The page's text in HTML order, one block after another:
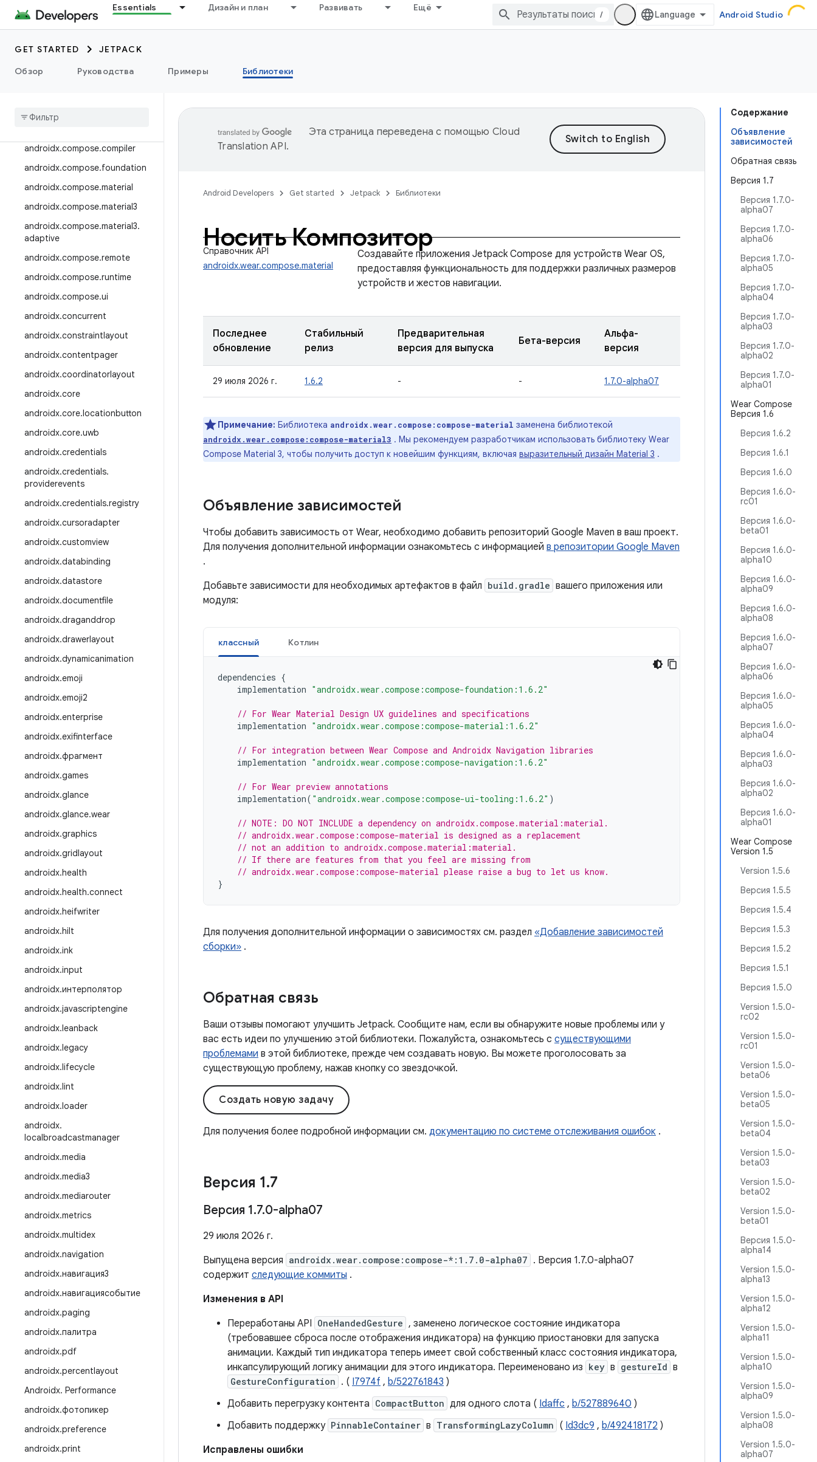
Essentials Дизайн и план Развивать Ещё
/ Android Studio
GET STARTED
JETPACK
Обзор
Руководства Примеры Библиотеки
androidx.camera.viewfinder
androidx.car
androidx.car.app
androidx.cardview
androidx.compose.compiler
androidx.compose.foundation
androidx.compose.material
androidx.compose.material3
androidx.compose.material3.
adaptive
androidx.compose.remote
androidx.compose.runtime
androidx.compose.ui
androidx.concurrent
androidx.constraintlayout
androidx.contentpager
androidx.coordinatorlayout
androidx.core
androidx.core.locationbutton
androidx.core.uwb
androidx.credentials
androidx.credentials.
providerevents
androidx.credentials.registry
androidx.cursoradapter
androidx.customview
androidx.databinding
androidx.datastore
androidx.documentfile
androidx.draganddrop
androidx.drawerlayout
androidx.dynamicanimation
androidx.emoji
androidx.emoji2
androidx.enterprise
androidx.exifinterface
androidx.фрагмент
androidx.games
androidx.glance
androidx.glance.wear
androidx.graphics
androidx.gridlayout
androidx.health
androidx.health.connect
androidx.heifwriter
androidx.hilt
androidx.ink
androidx.input
androidx.интерполятор
androidx.javascriptengine
androidx.leanback
androidx.legacy
androidx.lifecycle
androidx.lint
androidx.loader
androidx.
localbroadcastmanager
androidx.media
androidx.media3
androidx.mediarouter
androidx.metrics
androidx.multidex
androidx.navigation
androidx.навигация3
androidx.навигациясобытие
androidx.paging
androidx.палитра
androidx.pdf
androidx.percentlayout
Androidx. Performance
androidx.фотопикер
androidx.preference
androidx.print
Содержание
Объявление
зависимостей
Обратная связь
Версия 1.7
Версия 1.7.0-
alpha07
Версия 1.7.0-
alpha06
Версия 1.7.0-
alpha05
Версия 1.7.0-
alpha04
Версия 1.7.0-
alpha03
Версия 1.7.0-
alpha02
Версия 1.7.0-
alpha01
Wear Compose
Версия 1.6
Версия 1.6.2
Версия 1.6.1
Версия 1.6.0
Версия 1.6.0-
rc01
Версия 1.6.0-
beta01
Версия 1.6.0-
alpha10
Версия 1.6.0-
alpha09
Версия 1.6.0-
alpha08
Версия 1.6.0-
alpha07
Версия 1.6.0-
alpha06
Версия 1.6.0-
alpha05
Версия 1.6.0-
alpha04
Версия 1.6.0-
alpha03
Версия 1.6.0-
alpha02
Версия 1.6.0-
alpha01
Wear Compose
Version 1.5
Version 1.5.6
Версия 1.5.5
Версия 1.5.4
Версия 1.5.3
Версия 1.5.2
Версия 1.5.1
Версия 1.5.0
Version 1.5.0-
rc02
Version 1.5.0-
rc01
Version 1.5.0-
beta06
Version 1.5.0-
beta05
Version 1.5.0-
beta04
Version 1.5.0-
beta03
Version 1.5.0-
beta02
Version 1.5.0-
beta01
Версия 1.5.0-
alpha14
Version 1.5.0-
alpha13
Version 1.5.0-
alpha12
Version 1.5.0-
alpha11
Version 1.5.0-
alpha10
Version 1.5.0-
alpha09
Version 1.5.0-
alpha08
Version 1.5.0-
alpha07
Эта страница переведена с помощью Cloud
Translation API.
Android Developers Get started Jetpack Библиотеки
Носить Композитор
Справочник API
androidx.wear.compose.material
Создавайте приложения Jetpack Compose для устройств Wear OS,
предоставляя функциональность для поддержки различных размеров
устройств и жестов навигации.
Последнее
обновление
Стабильный
релиз
Предварительная
версия для выпуска
Бета-версия
Альфа-
версия
29 июля 2026 г. 1.6.2 - - 1.7.0-alpha07
Примечание: Библиотека androidx.wear.compose:compose-material заменена библиотекой
androidx.wear.compose:compose-material3 . Мы рекомендуем разработчикам использовать библиотеку Wear
Compose Material 3, чтобы получить доступ к новейшим функциям, включая выразительный дизайн Material 3 .
Объявление зависимостей
Чтобы добавить зависимость от Wear, необходимо добавить репозиторий Google Maven в ваш проект.
Для получения дополнительной информации ознакомьтесь с информацией в репозитории Google Maven
.
Добавьте зависимости для необходимых артефактов в файл build.gradle вашего приложения или
модуля:
классный Котлин
dependencies {
implementation "androidx.wear.compose:compose-foundation:1.6.2"
// For Wear Material Design UX guidelines and specifications
implementation "androidx.wear.compose:compose-material:1.6.2"
// For integration between Wear Compose and Androidx Navigation libraries
implementation "androidx.wear.compose:compose-navigation:1.6.2"
// For Wear preview annotations
implementation( "androidx.wear.compose:compose-ui-tooling:1.6.2" )
// NOTE: DO NOT INCLUDE a dependency on androidx.compose.material:material.
// androidx.wear.compose:compose-material is designed as a replacement
// not an addition to androidx.compose.material:material.
// If there are features from that you feel are missing from
// androidx.wear.compose:compose-material please raise a bug to let us know.
}
Для получения дополнительной информации о зависимостях см. раздел «Добавление зависимостей
сборки» .
Обратная связь
Ваши отзывы помогают улучшить Jetpack. Сообщите нам, если вы обнаружите новые проблемы или у
вас есть идеи по улучшению этой библиотеки. Пожалуйста, ознакомьтесь с существующими
проблемами в этой библиотеке, прежде чем создавать новую. Вы можете проголосовать за
существующую проблему, нажав кнопку со звездочкой.
Создать новую задачу
Для получения более подробной информации см. документацию по системе отслеживания ошибок .
Версия 1.7
Версия 1.7.0-alpha07
29 июля 2026 г.
Выпущена версия androidx.wear.compose:compose-*:1.7.0-alpha07 . Версия 1.7.0-alpha07
содержит следующие коммиты .
Изменения в API
Переработаны API OneHandedGesture , заменено логическое состояние индикатора
(требовавшее сброса после отображения индикатора) на функцию приостановки для запуска
анимации. Каждый тип индикатора теперь имеет свой собственный класс состояния индикатора,
инкапсулирующий логику анимации для этого индикатора. Переименовано из key в gestureId в
GestureConfiguration . ( I7974f , b/522761843 )
Добавить перегрузку контента CompactButton для одного слота ( Idaffc , b/527889640 )
Добавить поддержку PinnableContainer в TransformingLazyColumn ( Id3dc9 , b/492418172 )
Исправлены ошибки